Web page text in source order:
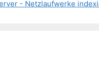
- Netzlaufwerke